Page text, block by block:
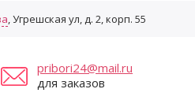
, Угрешская ул, д. 2, корп. 55
pribori24@mail.ru
для заказов